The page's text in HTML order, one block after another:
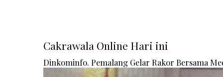
Cakrawala Online Hari ini
Dinkominfo. Pemalang Gelar Rakor Bersama